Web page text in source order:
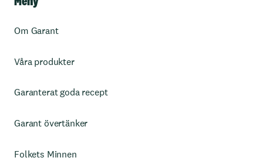
Om Garant
Våra produkter
Garanterat goda recept
Garant övertänker
Folkets Minnen